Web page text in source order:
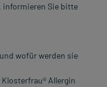
informieren Sie bitte
wofür werden sie
Allergin